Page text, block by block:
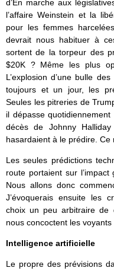
d’En marche aux
l’affaire Weinstein et la
pour les femmes
devrait nous habituer à
sortent de la torpeur des
$20K ? Même les plus
L’explosion d’une bulle
toujours et un jour, les
Seules les pitreries de
il dépasse
décès de Johnny
hasardaient à le prédire. Ce
Les seules prédictions
route portaient sur l’impact
Nous allons donc
J’évoquerais ensuite les
choix un peu arbitraire de
nous concoctent les
Intelligence artificielle
Le propre des prévisions